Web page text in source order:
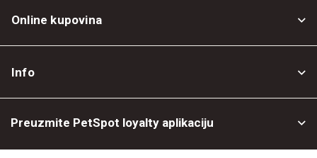
Online kupovina
Info
Preuzmite PetSpot loyalty aplikaciju